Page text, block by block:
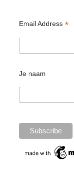
Email Address *
Je naam